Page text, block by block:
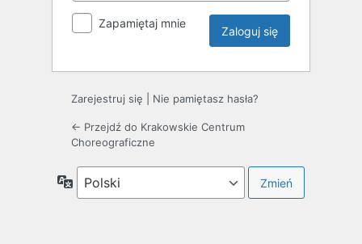
Zapamiętaj mnie
Zarejestruj się Nie pamiętasz hasła?
← Przejdź do Krakowskie Centrum
Choreograficzne
Język